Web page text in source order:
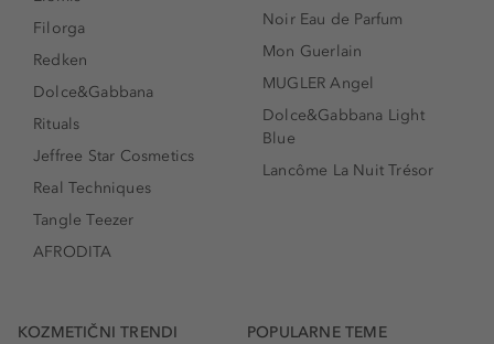
Filorga
Redken
Dolce&Gabbana
Rituals
Jeffree Star Cosmetics
Real Techniques
Tangle Teezer
AFRODITA
Noir Eau de Parfum
Mon Guerlain
MUGLER Angel
Dolce&Gabbana Light
Blue
Lancôme La Nuit Trésor
KOZMETIČNI TRENDI POPULARNE TEME